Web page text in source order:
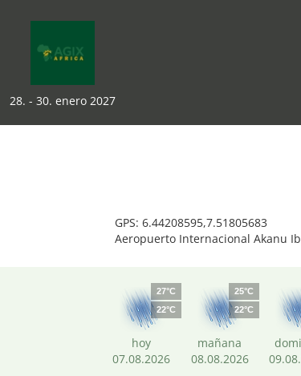
28. - 30. enero 2027
GPS: 6.44208595,7.51805683
Aeropuerto Internacional Akanu
27°C
22°C
hoy
07.08.2026
25°C
22°C
mañana
08.08.2026